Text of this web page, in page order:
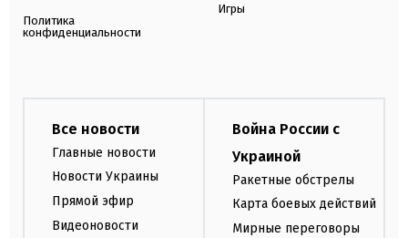
Политика
конфиденциальности
Игры
Все новости
Главные новости
Новости Украины
Прямой эфир
Видеоновости
Война России с
Украиной
Ракетные обстрелы
Карта боевых действий
Мирные переговоры